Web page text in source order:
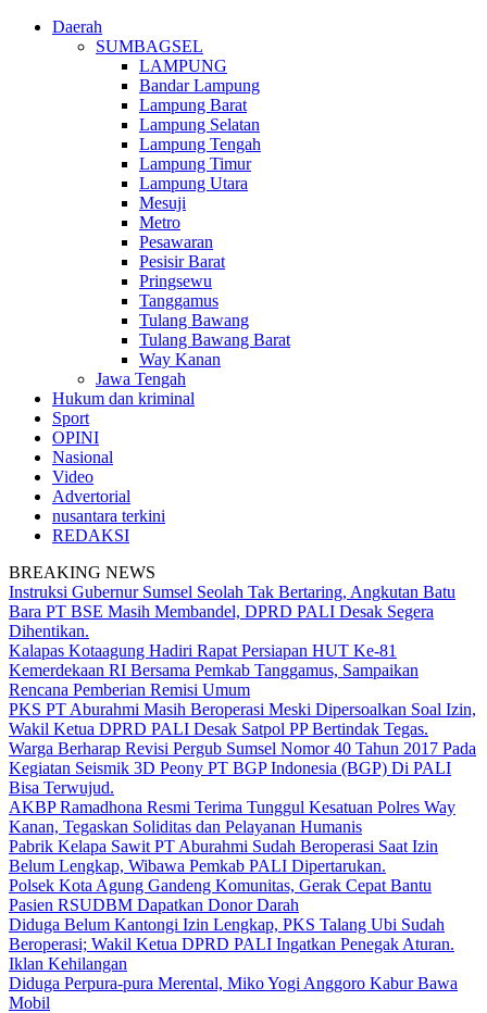
Daerah
SUMBAGSEL
LAMPUNG
Bandar Lampung
Lampung Barat
Lampung Selatan
Lampung Tengah
Lampung Timur
Lampung Utara
Mesuji
Metro
Pesawaran
Pesisir Barat
Pringsewu
Tanggamus
Tulang Bawang
Tulang Bawang Barat
Way Kanan
Jawa Tengah
Hukum dan kriminal
Sport
OPINI
Nasional
Video
Advertorial
nusantara terkini
REDAKSI
BREAKING NEWS
Instruksi Gubernur Sumsel Seolah Tak Bertaring, Angkutan Batu
Bara PT BSE Masih Membandel, DPRD PALI Desak Segera
Dihentikan.
Kalapas Kotaagung Hadiri Rapat Persiapan HUT Ke-81
Kemerdekaan RI Bersama Pemkab Tanggamus, Sampaikan
Rencana Pemberian Remisi Umum
PKS PT Aburahmi Masih Beroperasi Meski Dipersoalkan Soal Izin,
Wakil Ketua DPRD PALI Desak Satpol PP Bertindak Tegas.
Warga Berharap Revisi Pergub Sumsel Nomor 40 Tahun 2017 Pada
Kegiatan Seismik 3D Peony PT BGP Indonesia (BGP) Di PALI
Bisa Terwujud.
AKBP Ramadhona Resmi Terima Tunggul Kesatuan Polres Way
Kanan, Tegaskan Soliditas dan Pelayanan Humanis
Pabrik Kelapa Sawit PT Aburahmi Sudah Beroperasi Saat Izin
Belum Lengkap, Wibawa Pemkab PALI Dipertarukan.
Polsek Kota Agung Gandeng Komunitas, Gerak Cepat Bantu
Pasien RSUDBM Dapatkan Donor Darah
Diduga Belum Kantongi Izin Lengkap, PKS Talang Ubi Sudah
Beroperasi; Wakil Ketua DPRD PALI Ingatkan Penegak Aturan.
Iklan Kehilangan
Diduga Perpura-pura Merental, Miko Yogi Anggoro Kabur Bawa
Mobil